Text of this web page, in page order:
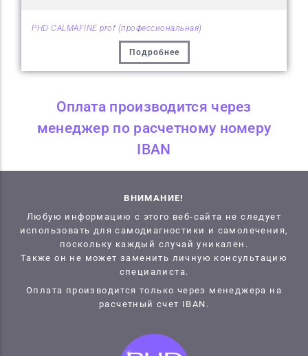
PHD CALMAFINE prof (профессиональная)
Подробнее
Оплата производится через
менеджер по расчетному номеру
IBAN
ВНИМАНИЕ!
Любую информацию с этого веб-сайта не следует
использовать для самодиагностики и самолечения,
поскольку каждый случай уникален.
Также он не может заменить личную консультацию
специалиста.
Оплата производится только через менеджера на
расчетный счет IBAN.